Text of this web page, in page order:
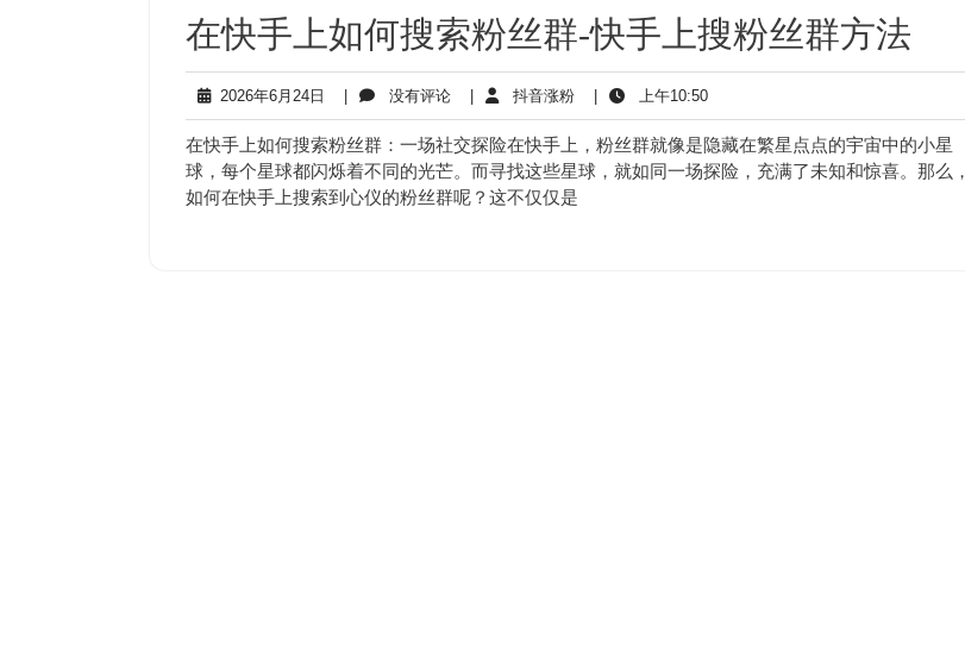
在快手上如何搜索粉丝群-快手上搜粉丝群方法
2026年6月24日
2026
年
6
月
24
日
没有评论没
有
评
论
抖音涨粉抖
音
涨
粉
上午10:50上
午
10:50
在快手上如何搜索粉丝群：一场社交探险在快手上，粉丝群就像是隐藏在繁星点点的宇宙中的小星
球，每个星球都闪烁着不同的光芒。而寻找这些星球，就如同一场探险，充满了未知和惊喜。那么，
如何在快手上搜索到心仪的粉丝群呢？这不仅仅是